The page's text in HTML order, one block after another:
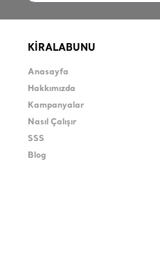
KİRALABUNU
Anasayfa
Hakkımızda
Kampanyalar
Nasıl Çalışır
SSS
Blog